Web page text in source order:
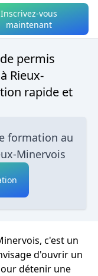
Inscrivez-vous
maintenant
permis
Rieux-
rapide et
formation au
Minervois
c'est un
d'ouvrir un
détenir une